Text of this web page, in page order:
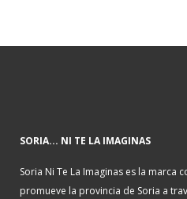
SORIA... NI TE LA IMAGINAS
Soria Ni Te La Imaginas es la marca
promueve la provincia de Soria a